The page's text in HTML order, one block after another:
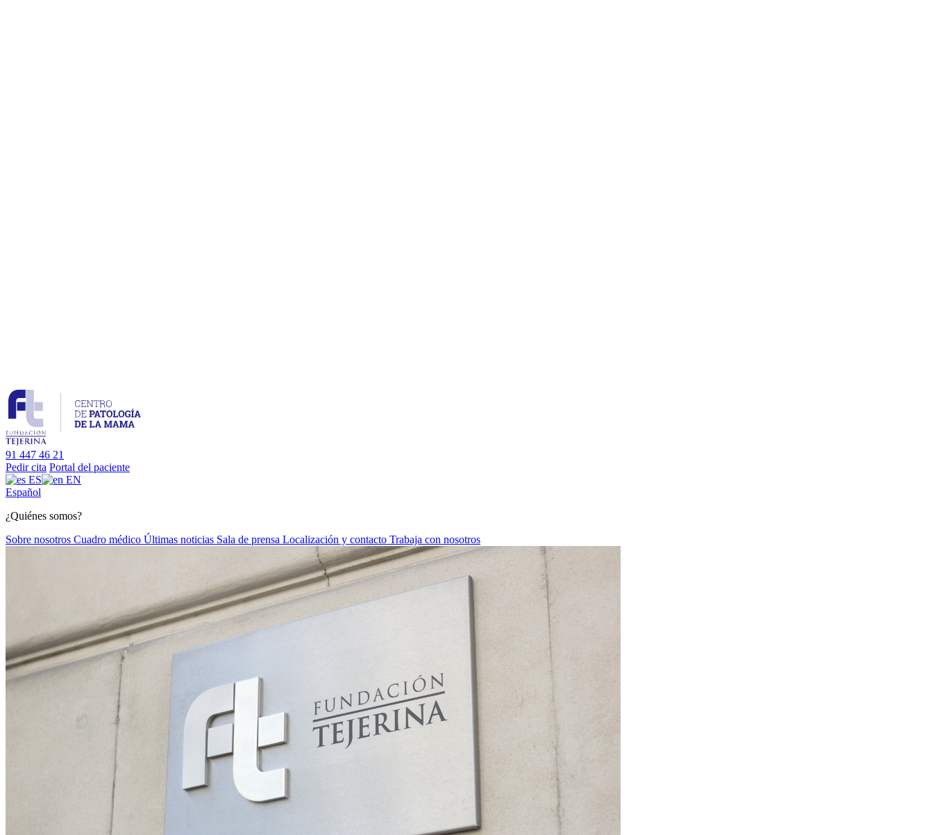
91 447 46 21
Pedir cita Portal del paciente
ES
EN
Español
¿Quiénes somos?
Sobre nosotros Cuadro médico Últimas noticias Sala de prensa Localización y contacto Trabaja con nosotros